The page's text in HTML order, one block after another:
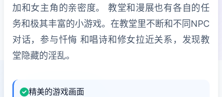
加和女主角的亲密度。 教堂和漫展也有各自的任
务和极其丰富的小游戏。在教堂里不断和不同NPC
对话，参与忏悔 和唱诗和修女拉近关系，发现教
堂隐藏的淫乱。
精美的游戏画面